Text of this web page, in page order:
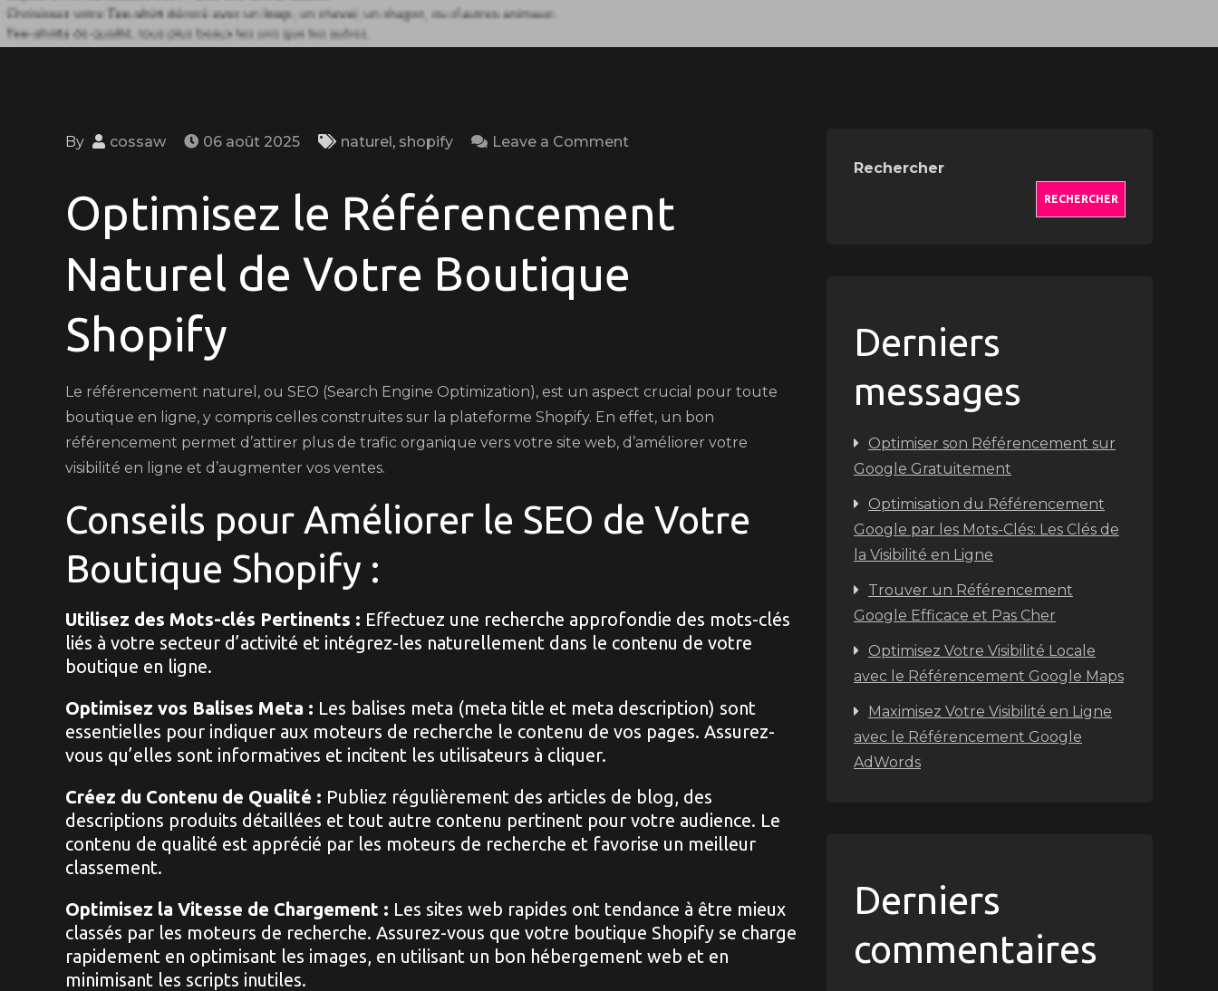
By cossaw 06 août 2025 naturel, shopify Leave a Comment
Référencement
Optimisez le Référencement
Naturel de Votre Boutique
Shopify
Le référencement naturel, ou SEO (Search Engine Optimization), est un aspect crucial pour toute
boutique en ligne, y compris celles construites sur la plateforme Shopify. En effet, un bon
référencement permet d’attirer plus de trafic organique vers votre site web, d’améliorer votre
visibilité en ligne et d’augmenter vos ventes.
Conseils pour Améliorer le SEO de Votre
Boutique Shopify :
Utilisez des Mots-clés Pertinents : Effectuez une recherche approfondie des mots-clés
liés à votre secteur d’activité et intégrez-les naturellement dans le contenu de votre
boutique en ligne.
Optimisez vos Balises Meta : Les balises meta (meta title et meta description) sont
essentielles pour indiquer aux moteurs de recherche le contenu de vos pages. Assurez-
vous qu’elles sont informatives et incitent les utilisateurs à cliquer.
Créez du Contenu de Qualité : Publiez régulièrement des articles de blog, des
descriptions produits détaillées et tout autre contenu pertinent pour votre audience. Le
contenu de qualité est apprécié par les moteurs de recherche et favorise un meilleur
classement.
Optimisez la Vitesse de Chargement : Les sites web rapides ont tendance à être mieux
classés par les moteurs de recherche. Assurez-vous que votre boutique Shopify se charge
rapidement en optimisant les images, en utilisant un bon hébergement web et en
minimisant les scripts inutiles.
Rechercher
RECHERCHER
Derniers
messages
Optimiser son Référencement sur
Google Gratuitement
Optimisation du Référencement
Google par les Mots-Clés: Les Clés de
la Visibilité en Ligne
Trouver un Référencement
Google Efficace et Pas Cher
Optimisez Votre Visibilité Locale
avec le Référencement Google Maps
Maximisez Votre Visibilité en Ligne
avec le Référencement Google
AdWords
Derniers
commentaires